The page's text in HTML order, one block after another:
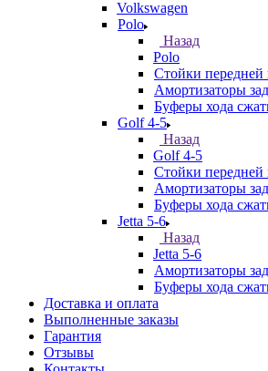
Volkswagen
Polo
Назад
Polo
Стойки передней
Амортизаторы
Буферы хода
Golf 4-5
Назад
Golf 4-5
Стойки передней
Амортизаторы
Буферы хода
Jetta 5-6
Назад
Jetta 5-6
Амортизаторы
Буферы хода
Доставка и оплата
Выполненные заказы
Гарантия
Отзывы